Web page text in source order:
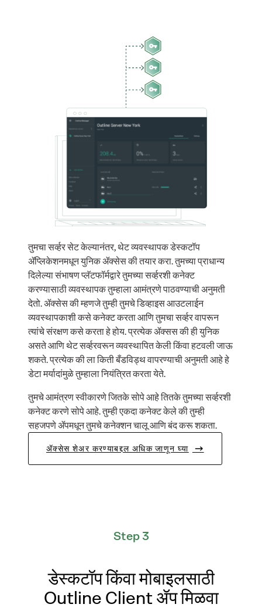
तुमचा सर्व्हर सेट केल्यानंतर, थेट व्यवस्थापक डेस्कटॉप
ॲप्लिकेशनमधून युनिक ॲक्सेस की तयार करा. तुमच्या प्राधान्य
दिलेल्या संभाषण प्लॅटफॉर्मद्वारे तुमच्या सर्व्हरशी कनेक्ट
करण्यासाठी व्यवस्थापक तुम्हाला आमंत्रणे पाठवण्याची अनुमती
देतो. ॲक्सेस की म्हणजे तुम्ही तुमचे डिव्हाइस आउटलाईन
व्यवस्थापकाशी कसे कनेक्ट करता आणि तुमचा सर्व्हर वापरून
त्यांचे संरक्षण कसे करता हे होय. प्रत्येक ॲक्सस की ही युनिक
असते आणि थेट सर्व्हरवरून व्यवस्थापित केली किंवा हटवली जाऊ
शकते. प्रत्येक की ला किती बँडविड्थ वापरण्याची अनुमती आहे हे
डेटा मर्यादांमुळे तुम्हाला नियंत्रित करता येते.
तुमचे आमंत्रण स्वीकारणे जितके सोपे आहे तितके तुमच्या सर्व्हरशी
कनेक्ट करणे सोपे आहे. तुम्ही एकदा कनेक्ट केले की तुम्ही
सहजपणे ॲपमधून तुमचे कनेक्शन चालू आणि बंद करू शकता.
ॲक्सेस शेअर करण्याबद्दल अधिक जाणून घ्या
Step 3
डेस्कटॉप किंवा मोबाइलसाठी
Outline Client ॲप मिळवा